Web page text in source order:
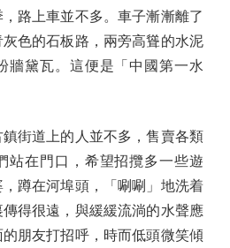
路上車並不多。車子漸漸離了
色的石板路，兩旁高聳的水泥
牆黛瓦。這便是「中國第一水
道上的人並不多，售賣各類
站在門口，希望招攬多一些遊
蹲在河埠頭，「唰唰」地洗着
得很遠，與緩緩流淌的水聲應
朋友打招呼，時而低頭微笑傾